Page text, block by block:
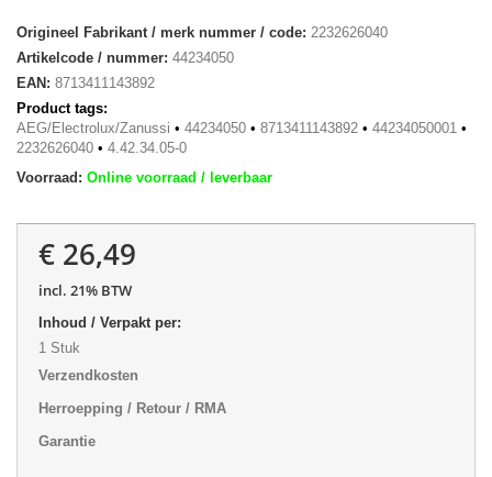
Origineel Fabrikant / merk nummer / code: 2232626040
Artikelcode / nummer: 44234050
EAN: 8713411143892
Product tags:
AEG/Electrolux/Zanussi • 44234050 • 8713411143892 • 44234050001 •
2232626040 • 4.42.34.05-0
Voorraad: Online voorraad / leverbaar
€ 26,49
incl. 21% BTW
Inhoud / Verpakt per:
1 Stuk
Verzendkosten
Herroepping / Retour / RMA
Garantie